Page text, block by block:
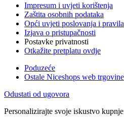
Impresum i uvjeti korištenja
Zaštita osobnih podataka
Opći uvjeti poslovanja i
Izjava o pristupačnosti
Postavke privatnosti
Otkažite pretplatu ovdje
Poduzeće
Ostale Niceshops web trgovine
Odustati od ugovora
Personalizirajte svoje iskustvo kupnje